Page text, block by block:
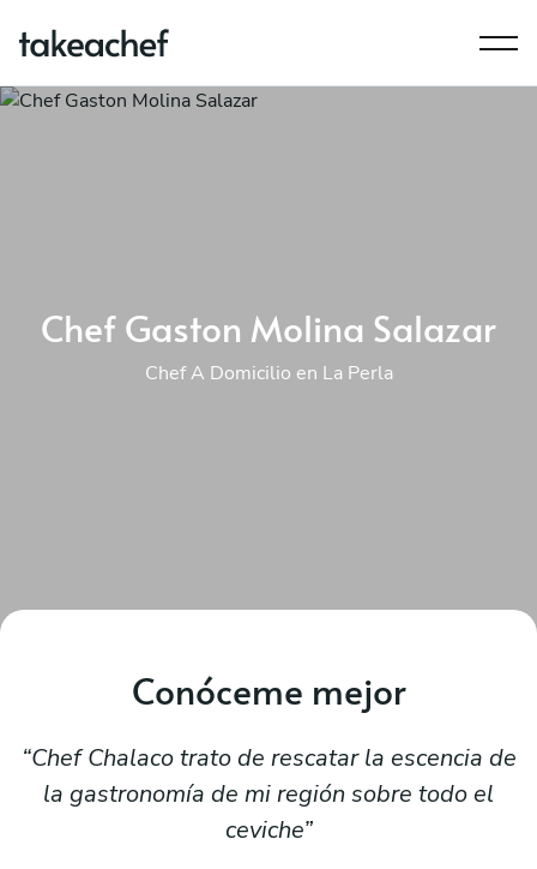
Chef Gaston Molina Salazar
Chef A Domicilio en La Perla
Conóceme mejor
Chef Chalaco trato de rescatar la escencia de
la gastronomía de mi región sobre todo el
ceviche